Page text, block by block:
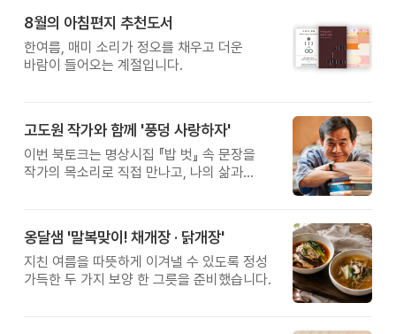
8월의 아침편지 추천도서
한여름, 매미 소리가 정오를 채우고 더운
바람이 들어오는 계절입니다.
고도원 작가와 함께 '풍덩 사랑하자'
이번 북토크는 명상시집 『밥 벗』 속 문장을
작가의 목소리로 직접 만나고, 나의 삶과
옹달샘 '말복맞이! 채개장 · 닭개장'
지친 여름을 따뜻하게 이겨낼 수 있도록 정성
가득한 두 가지 보양 한 그릇을 준비했습니다.